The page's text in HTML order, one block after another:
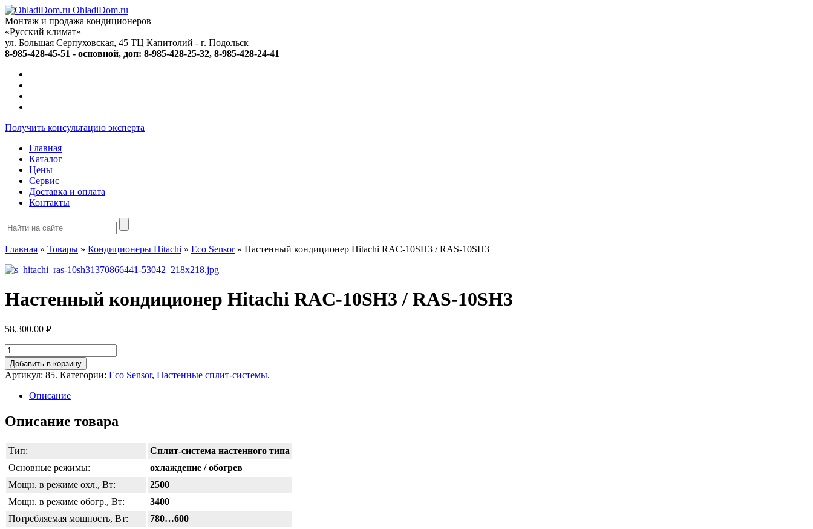
OhladiDom.ru
Монтаж и продажа кондиционеров
«Русский климат»
ул. Большая Серпуховская, 45 ТЦ Капитолий - г. Подольск
8-985-428-45-51 - основной, доп: 8-985-428-25-32, 8-985-428-24-41
Получить консультацию эксперта
Главная
Каталог
Цены
Сервис
Доставка и оплата
Контакты
Главная » Товары » Кондиционеры Hitachi » Eco Sensor» Настенный кондиционер Hitachi RAC-10SH3 / RAS-10SH3
Настенный кондиционер Hitachi RAC-10SH3 / RAS-10SH3
58,300.00 Р
Добавить в корзину
Артикул: 85. Категории: Eco Sensor, Настенные сплит-системы.
Описание
Описание товара
Тип:
Сплит-система настенного типа
Основные режимы:
охлаждение / обогрев
Мощн. в режиме охл., Вт:
2500
Мощн. в режиме обогр., Вт:
3400
Потребляемая мощность, Вт:
780…600